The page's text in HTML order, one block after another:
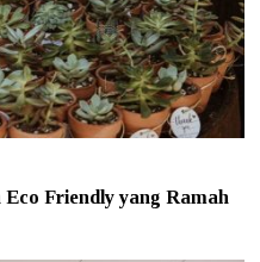
Friendly yang Ramah